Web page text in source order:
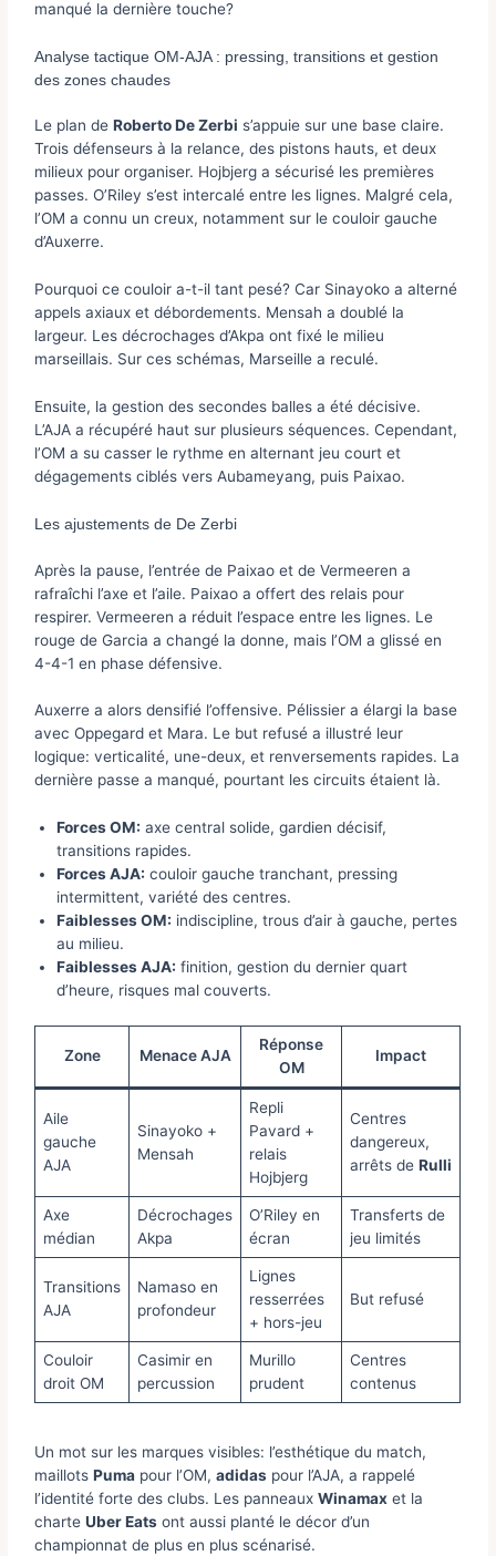
manqué la dernière touche?
Analyse tactique OM-AJA : pressing, transitions et gestion
des zones chaudes
Le plan deRoberto De Zerbi s’appuie sur une base claire.
Trois défenseurs à la relance, des pistons hauts, et deux
milieux pour organiser. Hojbjerg a sécurisé les premières
passes. O’Riley s’est intercalé entre les lignes. Malgré cela,
l’OM a connu un creux, notamment sur le couloir gauche
d’Auxerre.
Pourquoi ce couloir a-t-il tant pesé? Car Sinayoko a alterné
appels axiaux et débordements. Mensah a doublé la
largeur. Les décrochages d’Akpa ont fixé le milieu
marseillais. Sur ces schémas, Marseille a reculé.
Ensuite, la gestion des secondes balles a été décisive.
L’AJA a récupéré haut sur plusieurs séquences. Cependant,
l’OM a su casser le rythme en alternant jeu court et
dégagements ciblés vers Aubameyang, puis Paixao.
Les ajustements de De Zerbi
Après la pause, l’entrée de Paixao et de Vermeeren a
rafraîchi l’axe et l’aile. Paixao a offert des relais pour
respirer. Vermeeren a réduit l’espace entre les lignes. Le
rouge de Garcia a changé la donne, mais l’OM a glissé en
4-4-1 en phase défensive.
Auxerre a alors densifié l’offensive. Pélissier a élargi la base
avec Oppegard et Mara. Le but refusé a illustré leur
logique: verticalité, une-deux, et renversements rapides. La
dernière passe a manqué, pourtant les circuits étaient là.
Forces OM: axe central solide, gardien décisif,
transitions rapides.
Forces AJA: couloir gauche tranchant, pressing
intermittent, variété des centres.
Faiblesses OM: indiscipline, trous d’air à gauche, pertes
au milieu.
Faiblesses AJA: finition, gestion du dernier quart
d’heure, risques mal couverts.
Zone Menace AJA
Réponse
OM
Impact
Aile
gauche
AJA
Sinayoko +
Mensah
Repli
Pavard +
relais
Hojbjerg
Centres
dangereux,
arrêts deRulli
Axe
médian
Décrochages
Akpa
O’Riley en
écran
Transferts de
jeu limités
Transitions
AJA
Namaso en
profondeur
Lignes
resserrées
+ hors-jeu
But refusé
Couloir
droit OM
Casimir en
percussion
Murillo
prudent
Centres
contenus
Un mot sur les marques visibles: l’esthétique du match,
maillotsPuma pour l’OM,adidas pour l’AJA, a rappelé
l’identité forte des clubs. Les panneauxWinamax et la
charteUber Eats ont aussi planté le décor d’un
championnat de plus en plus scénarisé.